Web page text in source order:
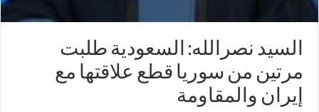
السيد نصرالله: السعودية طلبت
مرتين من سوريا قطع علاقتها مع
إيران والمقاومة